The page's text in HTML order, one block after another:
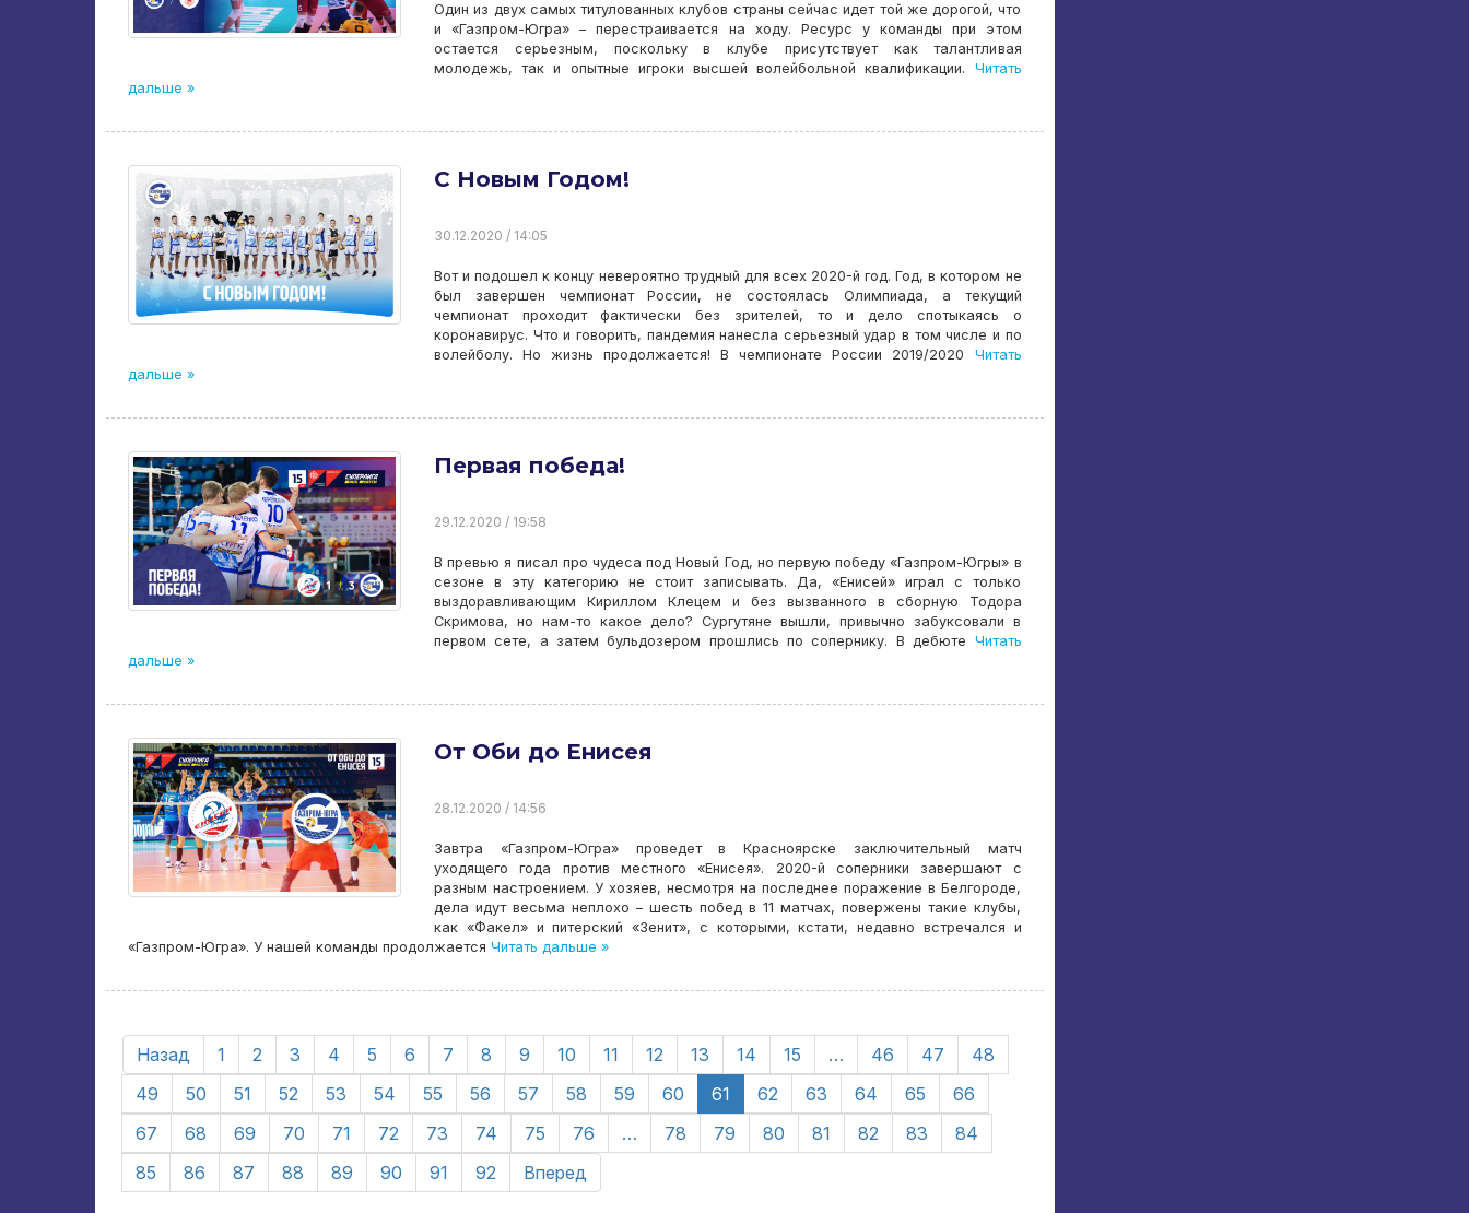
Один из двух самых титулованных клубов страны сейчас идет той же дорогой, что
и «Газпром-Югра» – перестраивается на ходу. Ресурс у команды при этом
остается серьезным, поскольку в клубе присутствует как талантливая
молодежь, так и опытные игроки высшей волейбольной квалификации. Читать
дальше »
С Новым Годом!
30.12.2020 / 14:05
Вот и подошел к концу невероятно трудный для всех 2020-й год. Год, в котором не
был завершен чемпионат России, не состоялась Олимпиада, а текущий
чемпионат проходит фактически без зрителей, то и дело спотыкаясь о
коронавирус. Что и говорить, пандемия нанесла серьезный удар в том числе и по
волейболу. Но жизнь продолжается! В чемпионате России 2019/2020 Читать
дальше »
Первая победа!
29.12.2020 / 19:58
В превью я писал про чудеса под Новый Год, но первую победу «Газпром-Югры» в
сезоне в эту категорию не стоит записывать. Да, «Енисей» играл с только
выздоравливающим Кириллом Клецем и без вызванного в сборную Тодора
Скримова, но нам-то какое дело? Сургутяне вышли, привычно забуксовали в
первом сете, а затем бульдозером прошлись по сопернику. В дебюте Читать
дальше »
От Оби до Енисея
28.12.2020 / 14:56
Завтра «Газпром-Югра» проведет в Красноярске заключительный матч
уходящего года против местного «Енисея». 2020-й соперники завершают с
разным настроением. У хозяев, несмотря на последнее поражение в Белгороде,
дела идут весьма неплохо – шесть побед в 11 матчах, повержены такие клубы,
как «Факел» и питерский «Зенит», с которыми, кстати, недавно встречался и
«Газпром-Югра». У нашей команды продолжается Читать дальше »
Назад 1 2 3 4 5 6 7 8 9 10 11 12 13 14 15 … 46 47
48
49
50 51 52 53 54 55 56 57 58 59 60 61 62 63 64 65
66
67
68 69 70 71 72 73 74 75 76 … 78 79 80 81 82 83
84
85
86 87 88 89 90 91 92 Вперед